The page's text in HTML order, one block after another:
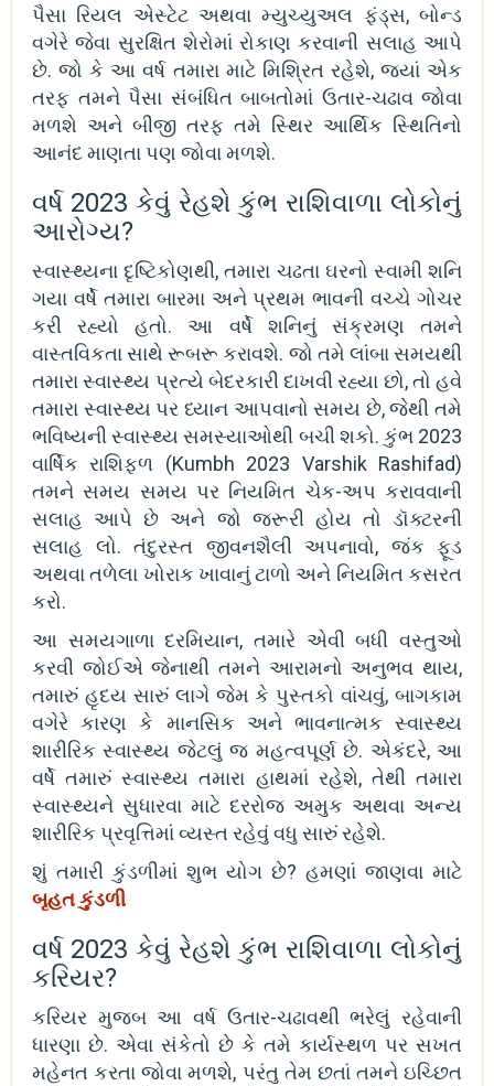
પૈસા રિયલ એસ્ટેટ અથવા મ્યુચ્યુઅલ ફંડ્સ, બોન્ડ
વગેરે જેવા સુરક્ષિત શેરોમાં રોકાણ કરવાની સલાહ આપે
છે. જો કે આ વર્ષ તમારા માટે મિશ્રિત રહેશે, જ્યાં એક
તરફ તમને પૈસા સંબંધિત બાબતોમાં ઉતાર-ચઢાવ જોવા
મળશે અને બીજી તરફ તમે સ્થિર આર્થિક સ્થિતિનો
આનંદ માણતા પણ જોવા મળશે.
વર્ષ 2023 કેવું રેહશે કુંભ રાશિવાળા લોકોનું
આરોગ્ય?
સ્વાસ્થ્યના દૃષ્ટિકોણથી, તમારા ચઢતા ઘરનો સ્વામી શનિ
ગયા વર્ષે તમારા બારમા અને પ્રથમ ભાવની વચ્ચે ગોચર
કરી રહ્યો હતો. આ વર્ષે શનિનું સંક્રમણ તમને
વાસ્તવિકતા સાથે રૂબરૂ કરાવશે. જો તમે લાંબા સમયથી
તમારા સ્વાસ્થ્ય પ્રત્યે બેદરકારી દાખવી રહ્યા છો, તો હવે
તમારા સ્વાસ્થ્ય પર ધ્યાન આપવાનો સમય છે, જેથી તમે
ભવિષ્યની સ્વાસ્થ્ય સમસ્યાઓથી બચી શકો. કુંભ 2023
વાર્ષિક રાશિફળ (Kumbh 2023 Varshik Rashifad)
તમને સમય સમય પર નિયમિત ચેક-અપ કરાવવાની
સલાહ આપે છે અને જો જરૂરી હોય તો ડૉક્ટરની
સલાહ લો. તંદુરસ્ત જીવનશૈલી અપનાવો, જંક ફૂડ
અથવા તળેલા ખોરાક ખાવાનું ટાળો અને નિયમિત કસરત
કરો.
આ સમયગાળા દરમિયાન, તમારે એવી બધી વસ્તુઓ
કરવી જોઈએ જેનાથી તમને આરામનો અનુભવ થાય,
તમારું હૃદય સારું લાગે જેમ કે પુસ્તકો વાંચવું, બાગકામ
વગેરે કારણ કે માનસિક અને ભાવનાત્મક સ્વાસ્થ્ય
શારીરિક સ્વાસ્થ્ય જેટલું જ મહત્વપૂર્ણ છે. એકંદરે, આ
વર્ષે તમારું સ્વાસ્થ્ય તમારા હાથમાં રહેશે, તેથી તમારા
સ્વાસ્થ્યને સુધારવા માટે દરરોજ અમુક અથવા અન્ય
શારીરિક પ્રવૃત્તિમાં વ્યસ્ત રહેવું વધુ સારું રહેશે.
શું તમારી કુંડળીમાં શુભ યોગ છે? હમણાં જાણવા માટે
બૃહત કુંડળી
વર્ષ 2023 કેવું રેહશે કુંભ રાશિવાળા લોકોનું
કરિયર?
કરિયર મુજબ આ વર્ષ ઉતાર-ચઢાવથી ભરેલું રહેવાની
ધારણા છે. એવા સંકેતો છે કે તમે કાર્યસ્થળ પર સખત
મહેનત કરતા જોવા મળશે, પરંતુ તેમ છતાં તમને ઇચ્છિત